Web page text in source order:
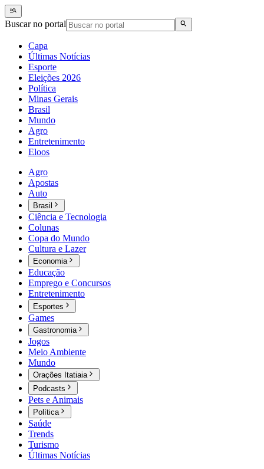
Buscar no portal
Capa
Últimas Notícias
Esporte
Eleições 2026
Política
Minas Gerais
Brasil
Mundo
Agro
Entretenimento
Eloos
Agro
Apostas
Auto
Brasil
Ciência e Tecnologia
Colunas
Copa do Mundo
Cultura e Lazer
Economia
Educação
Emprego e Concursos
Entretenimento
Esportes
Games
Gastronomia
Jogos
Meio Ambiente
Mundo
Orações Itatiaia
Podcasts
Pets e Animais
Política
Saúde
Trends
Turismo
Últimas Notícias